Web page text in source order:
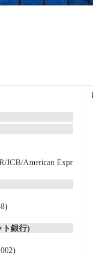
JCB/American Expr
ト銀行)